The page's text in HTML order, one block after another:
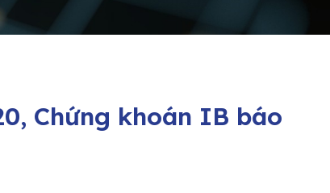
Chứng khoán IB báo